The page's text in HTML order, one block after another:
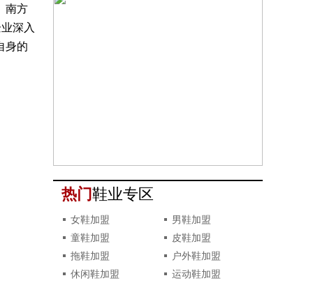
南方
深入
身的
热门鞋业专区
女鞋加盟
男鞋加盟
童鞋加盟
皮鞋加盟
拖鞋加盟
户外鞋加盟
休闲鞋加盟
运动鞋加盟